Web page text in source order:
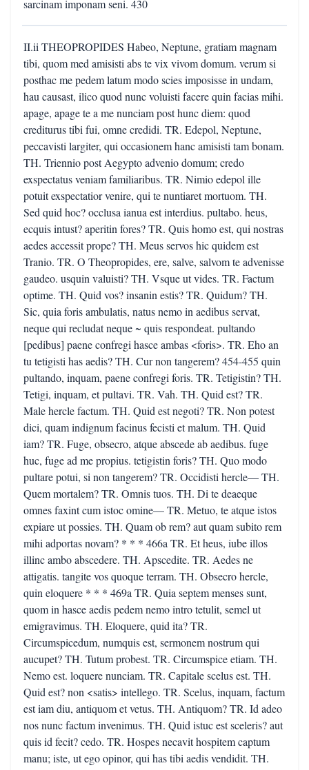
sarcinam imponam seni. 430
II.ii THEOPROPIDES Habeo, Neptune, gratiam magnam
tibi, quom med amisisti abs te vix vivom domum. verum si
posthac me pedem latum modo scies imposisse in undam,
hau causast, ilico quod nunc voluisti facere quin facias mihi.
apage, apage te a me nunciam post hunc diem: quod
crediturus tibi fui, omne credidi. TR. Edepol, Neptune,
peccavisti largiter, qui occasionem hanc amisisti tam bonam.
TH. Triennio post Aegypto advenio domum; credo
exspectatus veniam familiaribus. TR. Nimio edepol ille
potuit exspectatior venire, qui te nuntiaret mortuom. TH.
Sed quid hoc? occlusa ianua est interdius. pultabo. heus,
ecquis intust? aperitin fores? TR. Quis homo est, qui nostras
aedes accessit prope? TH. Meus servos hic quidem est
Tranio. TR. O Theopropides, ere, salve, salvom te advenisse
gaudeo. usquin valuisti? TH. Vsque ut vides. TR. Factum
optime. TH. Quid vos? insanin estis? TR. Quidum? TH.
Sic, quia foris ambulatis, natus nemo in aedibus servat,
neque qui recludat neque ~ quis respondeat. pultando
[pedibus] paene confregi hasce ambas <foris>. TR. Eho an
tu tetigisti has aedis? TH. Cur non tangerem? 454-455 quin
pultando, inquam, paene confregi foris. TR. Tetigistin? TH.
Tetigi, inquam, et pultavi. TR. Vah. TH. Quid est? TR.
Male hercle factum. TH. Quid est negoti? TR. Non potest
dici, quam indignum facinus fecisti et malum. TH. Quid
iam? TR. Fuge, obsecro, atque abscede ab aedibus. fuge
huc, fuge ad me propius. tetigistin foris? TH. Quo modo
pultare potui, si non tangerem? TR. Occidisti hercle— TH.
Quem mortalem? TR. Omnis tuos. TH. Di te deaeque
omnes faxint cum istoc omine— TR. Metuo, te atque istos
expiare ut possies. TH. Quam ob rem? aut quam subito rem
mihi adportas novam? * * * 466a TR. Et heus, iube illos
illinc ambo abscedere. TH. Apscedite. TR. Aedes ne
attigatis. tangite vos quoque terram. TH. Obsecro hercle,
quin eloquere * * * 469a TR. Quia septem menses sunt,
quom in hasce aedis pedem nemo intro tetulit, semel ut
emigravimus. TH. Eloquere, quid ita? TR.
Circumspicedum, numquis est, sermonem nostrum qui
aucupet? TH. Tutum probest. TR. Circumspice etiam. TH.
Nemo est. loquere nunciam. TR. Capitale scelus est. TH.
Quid est? non <satis> intellego. TR. Scelus, inquam, factum
est iam diu, antiquom et vetus. TH. Antiquom? TR. Id adeo
nos nunc factum invenimus. TH. Quid istuc est sceleris? aut
quis id fecit? cedo. TR. Hospes necavit hospitem captum
manu; iste, ut ego opinor, qui has tibi aedis vendidit. TH.